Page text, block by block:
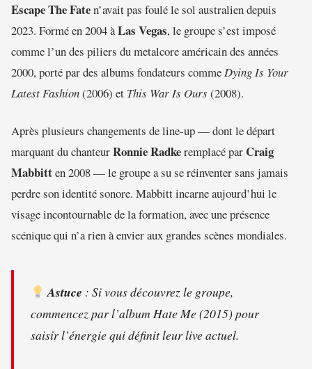
Escape The Faten’avait pas foulé le sol australien depuis
2023. Formé en 2004 àLas Vegas, le groupe s’est imposé
comme l’un des piliers du metalcore américain des années
2000, porté par des albums fondateurs commeDying Is Your
Latest Fashion(2006) et This War Is Ours (2008).
Après plusieurs changements de line-up — dont le départ
marquant du chanteurRonnie Radkeremplacé par Craig
Mabbitten 2008 — le groupe a su se réinventer sans jamais
perdre son identité sonore. Mabbitt incarne aujourd’hui le
visage incontournable de la formation, avec une présence
scénique qui n’a rien à envier aux grandes scènes mondiales.
Astuce : Si vous découvrez le groupe,
commencez par l’album Hate Me(2015) pour
saisir l’énergie qui définit leur live actuel.